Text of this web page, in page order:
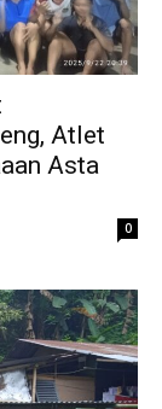
Atlet
Asta
0